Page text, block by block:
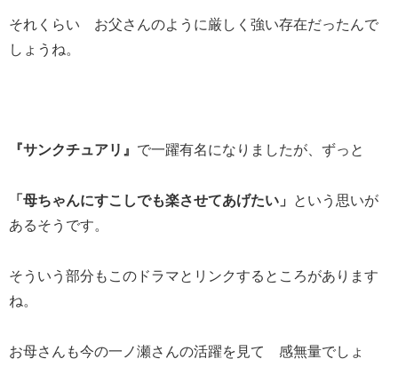
それくらい お父さんのように厳しく強い存在だったんで
しょうね。
『サンクチュアリ』 で一躍有名になりましたが、ずっと
「母ちゃんにすこしでも楽させてあげたい」
という思いが
あるそうです。
そういう部分もこのドラマとリンクするところがあります
ね。
お母さんも今の一ノ瀬さんの活躍を見て 感無量でしょ